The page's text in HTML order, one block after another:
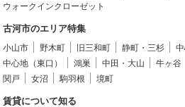
ウォークインクローゼット
古河市のエリア特集
小山市 野木町 旧三和町 静町・三杉
中心地（東口）
鴻巣 中田・大山 牛ヶ谷
関戸
女沼 駒羽根 境町
賃貸について知る